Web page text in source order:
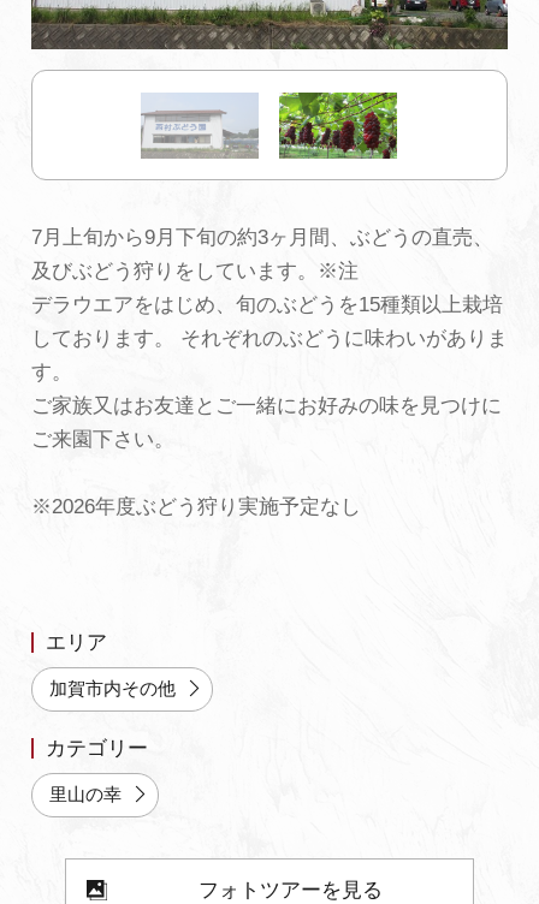
初めての加賀温泉郷
加賀に泊まって！北陸巡り♪
ご当地グルメ
加賀 旅先納税
FAQ
お知らせ
動画を見る
写真ダウンロード
7月上旬から9月下旬の約3ヶ月間、ぶどうの直売、
及びぶどう狩りをしています。※注
デラウエアをはじめ、旬のぶどうを15種類以上栽培
しております。 それぞれのぶどうに味わいがありま
す。
ご家族又はお友達とご一緒にお好みの味を見つけに
ご来園下さい。
※2026年度ぶどう狩り実施予定なし
エリア
加賀市内その他
カテゴリー
里山の幸
フォトツアーを見る